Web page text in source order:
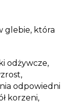
glebie, która
odżywcze,
odpowiedni
korzeni,